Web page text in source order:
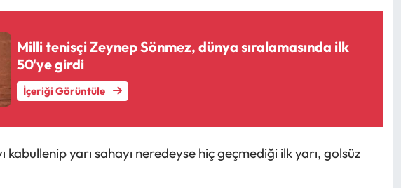
Milli tenisçi Zeynep Sönmez, dünya sıralamasında ilk
50'ye girdi
İçeriği Görüntüle
kabullenip yarı sahayı neredeyse hiç geçmediği ilk yarı, golsüz